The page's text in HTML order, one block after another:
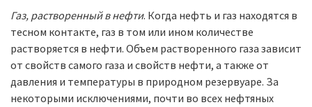
Газ, растворенный в нефти. Когда нефть и газ находятся в
тесном контакте, газ в том или ином количестве
растворяется в нефти. Объем растворенного газа зависит
от свойств самого газа и свойств нефти, а также от
давления и температуры в природном резервуаре. За
некоторыми исключениями, почти во всех нефтяных